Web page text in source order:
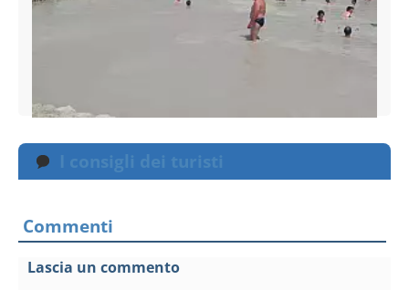
I consigli dei turisti
Commenti
Lascia un commento